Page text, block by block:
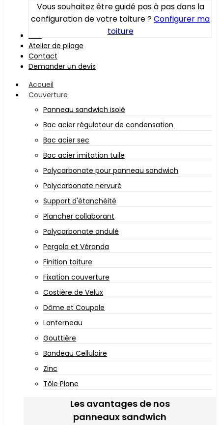
Vous souhaitez être guidé pas à pas dans la
configuration de votre toiture ?Configurer ma
toiture
Atelier de pliage
Contact
Demander un devis
Accueil
Couverture
Panneau sandwich isolé
Bac acier régulateur de condensation
Bac acier sec
Bac acier imitation tuile
Polycarbonate pour panneau sandwich
Polycarbonate nervuré
Support d'étanchéité
Plancher collaborant
Polycarbonate ondulé
Pergola et Véranda
Finition toiture
Fixation couverture
Costière de Velux
Dôme et Coupole
Lanterneau
Gouttière
Bandeau Cellulaire
Zinc
Tôle Plane
Les avantages de nos
panneaux sandwich